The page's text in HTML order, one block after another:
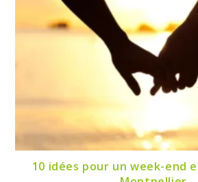
10 idées pour un week-end